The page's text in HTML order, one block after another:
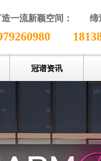
一流新颖空间： 缔
冠谱资讯